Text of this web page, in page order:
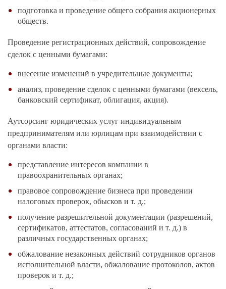
подготовка и проведение общего собрания акционерных
обществ.
Проведение регистрационных действий, сопровождение
сделок с ценными бумагами:
внесение изменений в учредительные документы;
анализ, проведение сделок с ценными бумагами (вексель,
банковский сертификат, облигация, акция).
Аутсорсинг юридических услуг индивидуальным
предпринимателям или юрлицам при взаимодействии с
органами власти:
представление интересов компании в
правоохранительных органах;
правовое сопровождение бизнеса при проведении
налоговых проверок, обысков и т. д.;
получение разрешительной документации (разрешений,
сертификатов, аттестатов, согласований и т. д.) в
различных государственных органах;
обжалование незаконных действий сотрудников органов
исполнительной власти, обжалование протоколов, актов
проверок и т. д.;